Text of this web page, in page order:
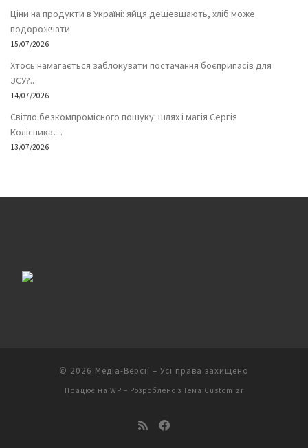
Ціни на продукти в Україні: яйця дешевшають, хліб може
подорожчати
15/07/2026
Хтось намагається заблокувати постачання боєприпасів для
ЗСУ?..
14/07/2026
Світло безкомпромісного пошуку: шлях і магія Сергія
Колісника…
13/07/2026
© 2026 Медіа-Версії – Усі права захищено
Працює на WP – Розроблено з Тема Customizr